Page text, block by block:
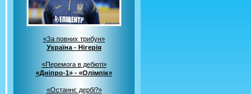
«За повних трибун»
Україна - Нігерія
«Перемога в дебюті»
«Дніпро-1» - «Олімпік»
«Останнє дербі?»